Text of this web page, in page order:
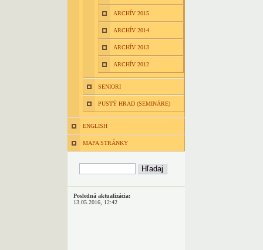
ARCHÍV 2015
ARCHÍV 2014
ARCHÍV 2013
ARCHÍV 2012
SENIORI
PUSTÝ HRAD (SEMINÁRE)
ENGLISH
MAPA STRÁNKY
Posledná aktualizácia:
13.05.2016, 12:42